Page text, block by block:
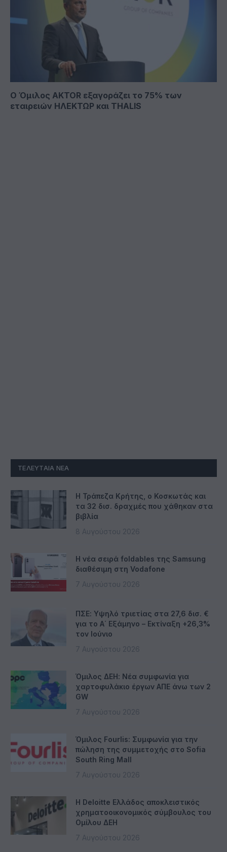
Ο Όμιλος AKTOR εξαγοράζει το 75% των
εταιρειών ΗΛΕΚΤΩΡ και THALIS
ΤΕΛΕΥΤΑΊΑ ΝΈΑ
Η Τράπεζα Κρήτης, ο Κοσκωτάς και
τα 32 δισ. δραχμές που χάθηκαν στα
βιβλία
8 Αυγούστου 2026
Η νέα σειρά foldables της Samsung
διαθέσιμη στη Vodafone
7 Αυγούστου 2026
ΠΣΕ: Υψηλό τριετίας στα 27,6 δισ. €
για το Α΄ Εξάμηνο – Εκτίναξη +26,3%
τον Ιούνιο
7 Αυγούστου 2026
Όμιλος ΔΕΗ: Νέα συμφωνία για
χαρτοφυλάκιο έργων ΑΠΕ άνω των 2
GW
7 Αυγούστου 2026
Όμιλος Fourlis: Συμφωνία για την
πώληση της συμμετοχής στο Sofia
South Ring Mall
7 Αυγούστου 2026
Η Deloitte Ελλάδος αποκλειστικός
χρηματοοικονομικός σύμβουλος του
Ομίλου ΔΕΗ
7 Αυγούστου 2026